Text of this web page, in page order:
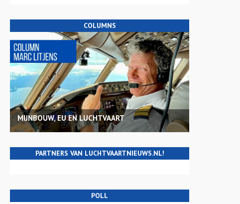
COLUMNS
MIJNBOUW, EU EN LUCHTVAART
PARTNERS VAN LUCHTVAARTNIEUWS.NL!
POLL